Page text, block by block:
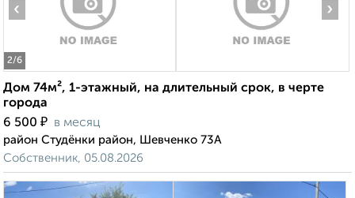
2/6
‹ ›
Дом 74м², 1-этажный, на длительный срок, в черте
города
6 500 ₽ в месяц
район Студёнки район, Шевченко 73А
Собственник, 05.08.2026